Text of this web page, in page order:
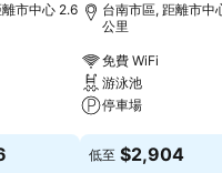
市中心 2.6
台南市區, 距離市中
公里
免費 WiFi
游泳池
停車場
查看價格
低至 $2,904